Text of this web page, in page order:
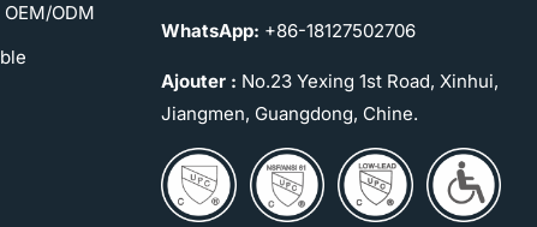
ODM
WhatsApp: +86-18127502706
Ajouter : No.23 Yexing 1st Road, Xinhui,
Jiangmen, Guangdong, Chine.